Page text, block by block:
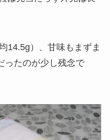
14.5g）、甘味もまずま
ったのが少し残念で